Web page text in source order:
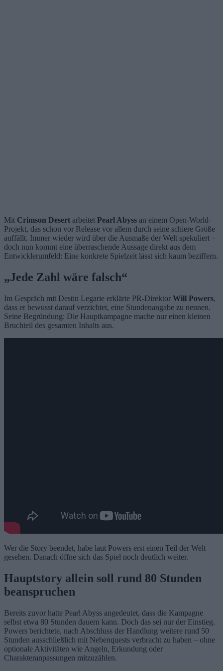
Mit Crimson Desert arbeitet Pearl Abyss an einem Open-World-
Projekt, das schon vor Release vor allem durch seine schiere Größe
auffällt. Immer wieder wird über die Ausmaße der Welt spekuliert –
doch nun kommt eine überraschende Aussage direkt aus dem
Entwicklerumfeld: Eine konkrete Spielzeit lässt sich kaum beziffern.
„Jede Zahl wäre falsch“
Im Gespräch mit Destin Legarie erklärte PR-Direktor Will Powers,
dass er bewusst darauf verzichtet, eine Stundenangabe zu nennen.
Seine Begründung: Die Hauptkampagne mache nur einen kleinen
Bruchteil des gesamten Inhalts aus.
Wer die Story beendet, habe laut Powers erst einen Teil der Welt
gesehen. Danach öffne sich das Spiel noch deutlich weiter.
Hauptstory allein soll rund 80 Stunden
beanspruchen
Bereits zuvor hatte Pearl Abyss angedeutet, dass die Kampagne
selbst etwa 80 Stunden dauern kann. Doch das sei nur der Einstieg.
Powers berichtete, nach Abschluss der Handlung weitere rund 50
Stunden ausschließlich mit Nebenquests verbracht zu haben – ohne
optionale Aktivitäten wie Angeln, Erkundung oder
Charakteranpassungen mitzuzählen.